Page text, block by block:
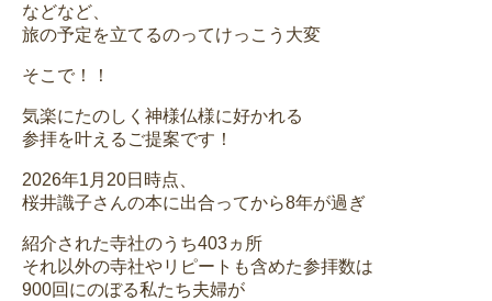
などなど、
旅の予定を立てるのってけっこう大変
そこで！！
気楽にたのしく神様仏様に好かれる
参拝を叶えるご提案です！
2026年1月20日時点、
桜井識子さんの本に出合ってから8年が過ぎ
紹介された寺社のうち403ヵ所
それ以外の寺社やリピートも含めた参拝数は
900回にのぼる私たち夫婦が